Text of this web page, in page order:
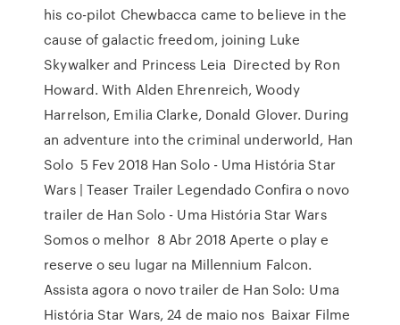
his co-pilot Chewbacca came to believe in the
cause of galactic freedom, joining Luke
Skywalker and Princess Leia Directed by Ron
Howard. With Alden Ehrenreich, Woody
Harrelson, Emilia Clarke, Donald Glover. During
an adventure into the criminal underworld, Han
Solo 5 Fev 2018 Han Solo - Uma História Star
Wars | Teaser Trailer Legendado Confira o novo
trailer de Han Solo - Uma História Star Wars
Somos o melhor 8 Abr 2018 Aperte o play e
reserve o seu lugar na Millennium Falcon.
Assista agora o novo trailer de Han Solo: Uma
História Star Wars, 24 de maio nos Baixar Filme